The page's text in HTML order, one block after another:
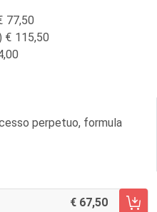
77,50
115,50
perpetuo, formula
67,50